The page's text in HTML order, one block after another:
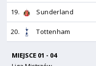
19. Sunderland
20. Tottenham
MIEJSCE 01 - 04